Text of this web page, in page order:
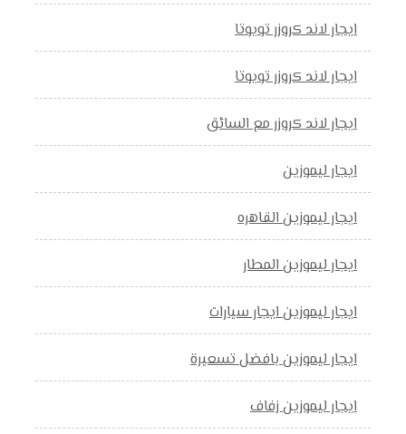
ايجار لاند كروزر تويوتا
ايجار لاند كروزر تويوتا
ايجار لاند كروزر مع السائق
ايجار ليموزين
ايجار ليموزين القاهره
ايجار ليموزين المطار
ايجار ليموزين ايجار سيارات
ايجار ليموزين بافضل تسعيرة
ايجار ليموزين زفاف